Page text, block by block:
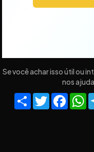
Se você achar isso útil ou
nos
ShareTwitter